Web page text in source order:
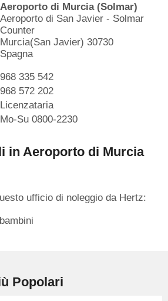
Aeroporto di Murcia (Solmar)
Aeroporto di San Javier - Solmar
Counter
Murcia(San Javier) 30730
Spagna
968 335 542
968 572 202
Licenzataria
Mo-Su 0800-2230
in Aeroporto di Murcia
ufficio di noleggio da Hertz:
Popolari